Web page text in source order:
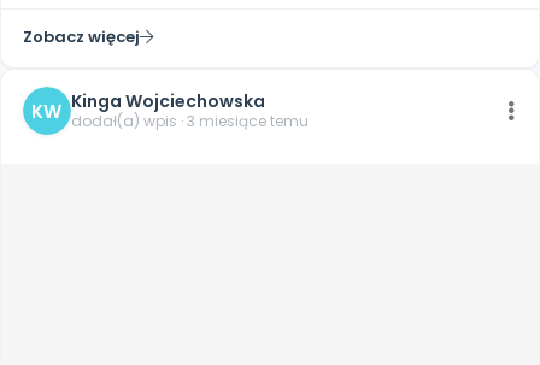
Zobacz więcej
KW Kinga Wojciechowska
dodał(a) wpis · 3 miesiące temu